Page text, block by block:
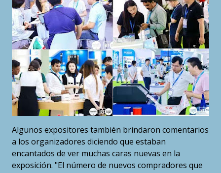
Algunos expositores también brindaron comentarios
a los organizadores diciendo que estaban
encantados de ver muchas caras nuevas en la
exposición. "El número de nuevos compradores que